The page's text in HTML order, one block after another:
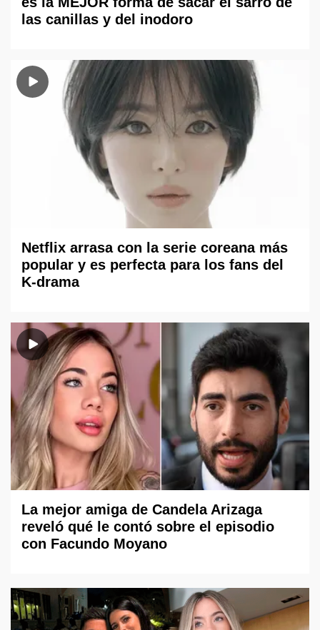
las canillas y del inodoro
Netflix arrasa con la serie coreana más
popular y es perfecta para los fans del
K-drama
La mejor amiga de Candela Arizaga
reveló qué le contó sobre el episodio
con Facundo Moyano